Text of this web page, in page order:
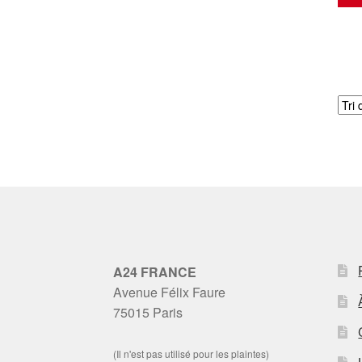
A24 FRANCE
Avenue Félix Faure
75015 Paris
(Il n'est pas utilisé pour les plaintes)